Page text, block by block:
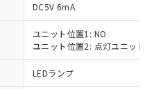
DC5V 6mA
ユニット位置1: NO
ユニット位置2: 点灯ユニット
LEDランプ